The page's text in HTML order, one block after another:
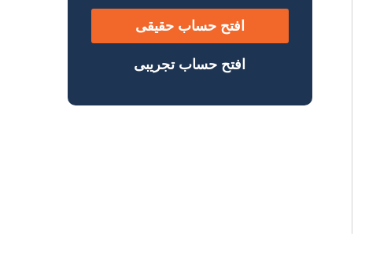
افتح حساب حقيقى
افتح حساب تجريبى